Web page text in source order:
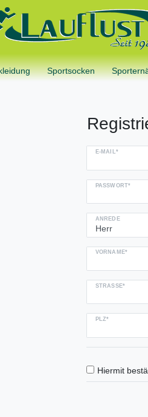
Sportsocken
E-MAIL*
PASSWORT*
ANREDE
VORNAME*
STRASSE*
PLZ*
Hiermit